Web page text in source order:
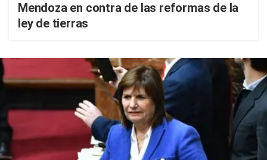
Mendoza en contra de las reformas de la
ley de tierras